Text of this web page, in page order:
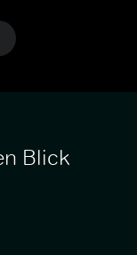
Blick